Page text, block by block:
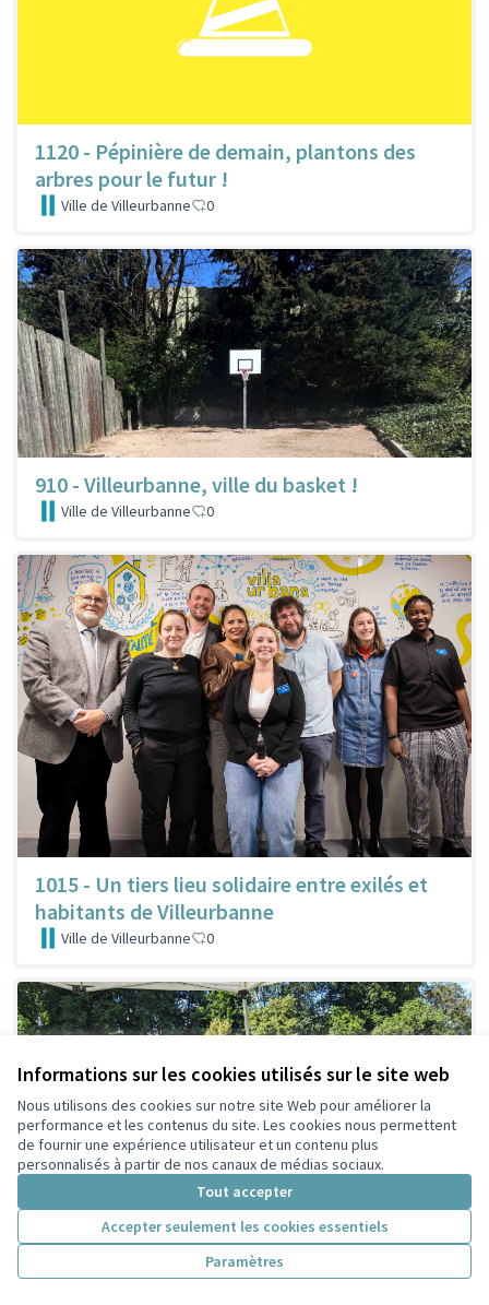
Informations sur les cookies utilisés sur le site web
Nous utilisons des cookies sur notre site Web pour améliorer la
performance et les contenus du site. Les cookies nous permettent
de fournir une expérience utilisateur et un contenu plus
personnalisés à partir de nos canaux de médias sociaux.
Tout accepter
Accepter seulement les cookies essentiels
Paramètres
1120 - Pépinière de demain, plantons des
arbres pour le futur !
Ville de Villeurbanne 0
910 - Villeurbanne, ville du basket !
Ville de Villeurbanne 0
1015 - Un tiers lieu solidaire entre exilés et
habitants de Villeurbanne
Ville de Villeurbanne 0